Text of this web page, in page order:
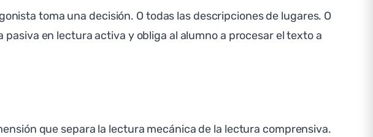
toma una decisión. O todas las descripciones de lugares. O
en lectura activa y obliga al alumno a procesar el texto a
que separa la lectura mecánica de la lectura comprensiva.